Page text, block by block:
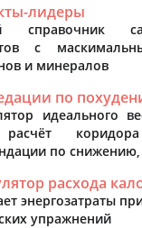
лидеры
справочник
с
и минералов
по
идеального
коридора
по снижению,
расхода
энергозатраты
упражнений